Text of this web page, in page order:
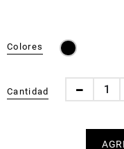
Colores
Cantidad